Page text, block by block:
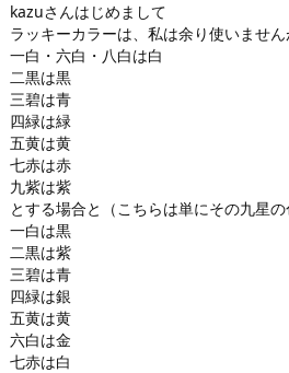
kazuさんはじめまして
ラッキーカラーは、私は余り使いません
一白・六白・八白は白
二黒は黒
三碧は青
四緑は緑
五黄は黄
七赤は赤
九紫は紫
とする場合と（こちらは単にその九星の
一白は黒
二黒は紫
三碧は青
四緑は銀
五黄は黄
六白は金
七赤は白